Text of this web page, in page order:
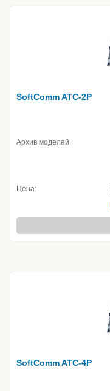
SoftComm ATC-2P
Архив моделей
Цена:
SoftComm ATC-4P